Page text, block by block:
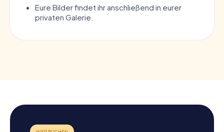
Eure Bilder findet ihr anschließend in eurer
privaten Galerie.